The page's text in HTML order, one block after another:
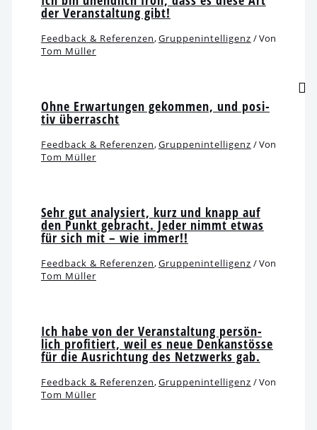
der Veranstaltung gibt!
Feedback & Referenzen,Gruppenintelligenz / Von
Tom Müller
Ohne Erwartungen gekom­men, und posi­
tiv überrascht
Feedback & Referenzen,Gruppenintelligenz / Von
Tom Müller
Sehr gut ana­ly­siert, kurz und knapp auf
den Punkt gebracht. Jeder nimmt etwas
für sich mit – wie immer!!
Feedback & Referenzen,Gruppenintelligenz / Von
Tom Müller
Ich habe von der Veranstaltung per­sön­
lich pro­fi­tiert, weil es neue Denkanstösse
für die Ausrichtung des Netzwerks gab.
Feedback & Referenzen,Gruppenintelligenz / Von
Tom Müller